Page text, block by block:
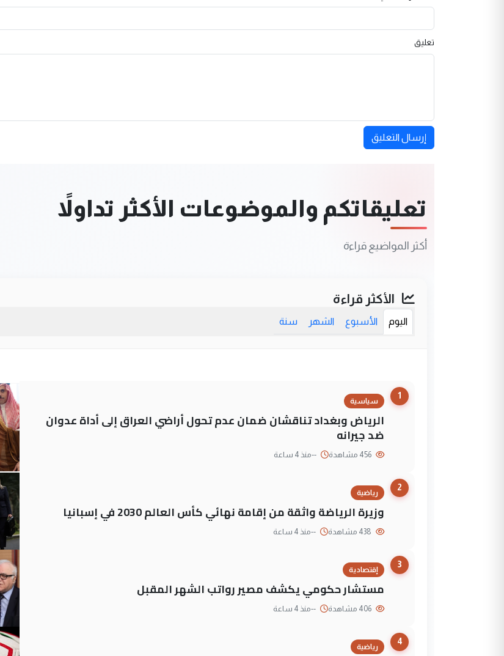
تعليق
إرسال التعليق
تعليقاتكم والموضوعات الأكثر تداولاً
أكثر المواضيع قراءة
الأكثر قراءة
اليوم الأسبوع الشهر سنة
1
سياسية
الرياض وبغداد تناقشان ضمان عدم تحول أراضي العراق إلى أداة عدوان
ضد جيرانه
--منذ 4 ساعة
2
رياضية
وزيرة الرياضة واثقة من إقامة نهائي كأس العالم 2030 في إسبانيا
--منذ 4 ساعة
3
إقتصادية
مستشار حكومي يكشف مصير رواتب الشهر المقبل
--منذ 4 ساعة
4
رياضية